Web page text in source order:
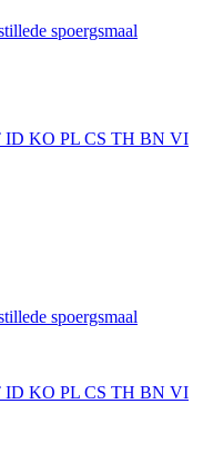
spoergsmaal
ID KO PL CS TH BN VI
spoergsmaal
ID KO PL CS TH BN VI